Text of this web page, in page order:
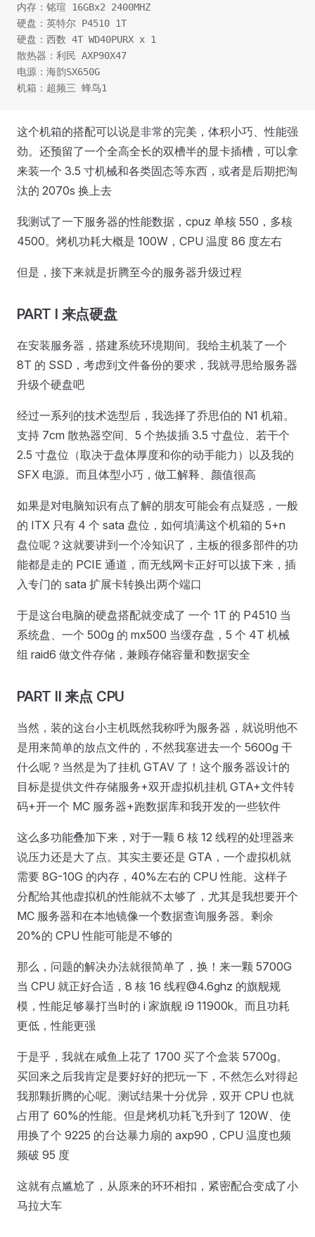
内存：铭瑄 16GBx2 2400MHZ
硬盘：英特尔 P4510 1T
硬盘：西数 4T WD40PURX x 1
散热器：利民 AXP90X47
电源：海韵SX650G
机箱：超频三 蜂鸟1
这个机箱的搭配可以说是非常的完美，体积小巧、性能强
劲。还预留了一个全高全长的双槽半的显卡插槽，可以拿
来装一个 3.5 寸机械和各类固态等东西，或者是后期把淘
汰的 2070s 换上去
我测试了一下服务器的性能数据，cpuz 单核 550，多核
4500。烤机功耗大概是 100W，CPU 温度 86 度左右
但是，接下来就是折腾至今的服务器升级过程
PART I 来点硬盘
在安装服务器，搭建系统环境期间。我给主机装了一个
8T 的 SSD，考虑到文件备份的要求，我就寻思给服务器
升级个硬盘吧
经过一系列的技术选型后，我选择了乔思伯的 N1 机箱。
支持 7cm 散热器空间、5 个热拔插 3.5 寸盘位、若干个
2.5 寸盘位（取决于盘体厚度和你的动手能力）以及我的
SFX 电源。而且体型小巧，做工解释、颜值很高
如果是对电脑知识有点了解的朋友可能会有点疑惑，一般
的 ITX 只有 4 个 sata 盘位，如何填满这个机箱的 5+n
盘位呢？这就要讲到一个冷知识了，主板的很多部件的功
能都是走的 PCIE 通道，而无线网卡正好可以拔下来，插
入专门的 sata 扩展卡转换出两个端口
于是这台电脑的硬盘搭配就变成了 一个 1T 的 P4510 当
系统盘、一个 500g 的 mx500 当缓存盘，5 个 4T 机械
组 raid6 做文件存储，兼顾存储容量和数据安全
PART II 来点 CPU
当然，装的这台小主机既然我称呼为服务器，就说明他不
是用来简单的放点文件的，不然我塞进去一个 5600g 干
什么呢？当然是为了挂机 GTAV 了！这个服务器设计的
目标是提供文件存储服务+双开虚拟机挂机 GTA+文件转
码+开一个 MC 服务器+跑数据库和我开发的一些软件
这么多功能叠加下来，对于一颗 6 核 12 线程的处理器来
说压力还是大了点。其实主要还是 GTA，一个虚拟机就
需要 8G-10G 的内存，40%左右的 CPU 性能。这样子
分配给其他虚拟机的性能就不太够了，尤其是我想要开个
MC 服务器和在本地镜像一个数据查询服务器。剩余
20%的 CPU 性能可能是不够的
那么，问题的解决办法就很简单了，换！来一颗 5700G
当 CPU 就正好合适，8 核 16 线程@4.6ghz 的旗舰规
模，性能足够暴打当时的 i 家旗舰 i9 11900k。而且功耗
更低，性能更强
于是乎，我就在咸鱼上花了 1700 买了个盒装 5700g。
买回来之后我肯定是要好好的把玩一下，不然怎么对得起
我那颗折腾的心呢。测试结果十分优异，双开 CPU 也就
占用了 60%的性能。但是烤机功耗飞升到了 120W、使
用换了个 9225 的台达暴力扇的 axp90，CPU 温度也频
频破 95 度
这就有点尴尬了，从原来的环环相扣，紧密配合变成了小
马拉大车